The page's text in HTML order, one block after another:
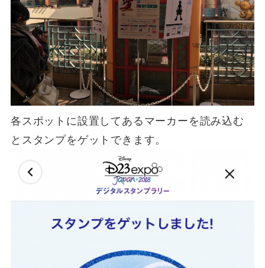
各スポットに設置してあるマーカーを読み込む
とスタンプをゲットできます。